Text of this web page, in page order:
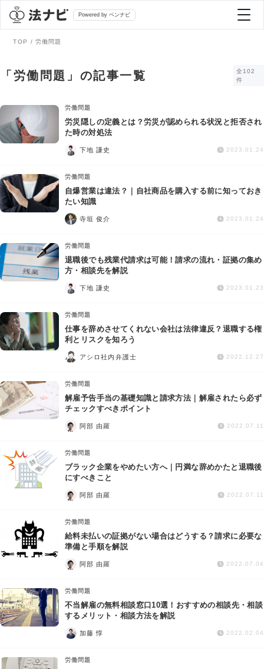
Powered by ベンナビ
全て
法律相談
債務整理
交通事故
労働問題
債権回収
IT・ネット
資金調達
企業法務
弁護士を探す
おすすめ弁護士診断
AI Search Premium
掲載をご検討の弁護士の方へ
TOP 労働問題
「労働問題」の記事一覧
全102
件
労働問題
労災隠しの定義とは？労災が認められる状況と拒否され
た時の対処法
下地 謙史 2023.01.24
労働問題
自爆営業は違法？｜自社商品を購入する前に知っておき
たい知識
寺垣 俊介 2023.01.24
労働問題
退職後でも残業代請求は可能！請求の流れ・証拠の集め
方・相談先を解説
下地 謙史 2023.01.23
労働問題
仕事を辞めさせてくれない会社は法律違反？退職する権
利とリスクを知ろう
アシロ社内弁護士 2022.12.27
労働問題
解雇予告手当の基礎知識と請求方法｜解雇されたら必ず
チェックすべきポイント
阿部 由羅 2022.07.11
労働問題
ブラック企業をやめたい方へ｜円満な辞めかたと退職後
にすべきこと
阿部 由羅 2022.07.11
労働問題
給料未払いの証拠がない場合はどうする？請求に必要な
準備と手順を解説
阿部 由羅 2022.07.04
労働問題
不当解雇の無料相談窓口10選！おすすめの相談先・相談
するメリット・相談方法を解説
加藤 惇 2022.02.04
労働問題